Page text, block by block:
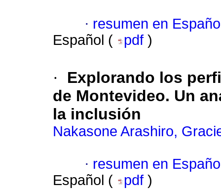
· resumen en
Español (
pdf )
·
Explorando los
de Montevideo. Un
la inclusión
Nakasone Arashiro,
· resumen en
Español (
pdf )